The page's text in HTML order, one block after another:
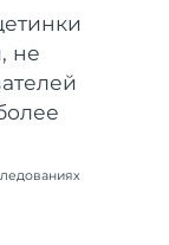
не
дата доставки